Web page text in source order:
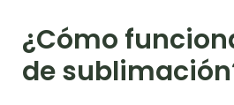
¿Cómo
de